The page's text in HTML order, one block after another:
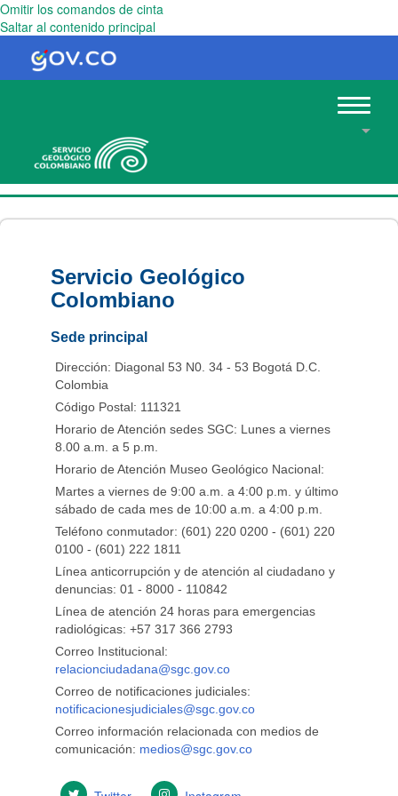
Omitir los comandos de cinta
Saltar al contenido principal
Toggle
Servicio Geológico
Colombiano
Sede principal
Dirección: Diagonal 53 N0. 34 - 53 Bogotá D.C.
Colombia
Código Postal: 111321
Horario de Atención sedes SGC: Lunes a viernes
8.00 a.m. a 5 p.m.
Horario de Atención Museo Geológico Nacional:
Martes a viernes de 9:00 a.m. a 4:00 p.m. y último
sábado de cada mes de 10:00 a.m. a 4:00 p.m.
Teléfono conmutador: (601) 220 0200 - (601) 220
0100 - (601) 222 1811
Línea anticorrupción y de atención al ciudadano y
denuncias: 01 - 8000 - 110842
Línea de atención 24 horas para emergencias
radiológicas: +57 ​317 366 2793
Correo Institucional:
relacionciudadana@sgc.gov.co
Correo de notificaciones judiciales:
notificacionesjudiciales@sgc.gov.co
Correo información relacionada con medios de
comunicación: medios@sgc.gov.co